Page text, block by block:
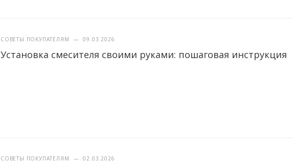
СОВЕТЫ ПОКУПАТЕЛЯМ — 09.03.2026
Установка смесителя своими руками: пошаговая инструкция
СОВЕТЫ ПОКУПАТЕЛЯМ — 02.03.2026